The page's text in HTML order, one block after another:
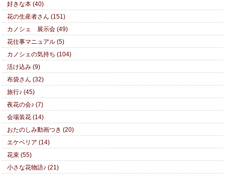
好きな本 (40)
花の生産者さん (151)
カノシェ 展示会 (49)
花仕事マニュアル (5)
カノシェの気持ち (104)
活け込み (9)
布袋さん (32)
旅行♪ (45)
夜花の会♪ (7)
会場装花 (14)
おたのしみ動画つき (20)
エケベリア (14)
花束 (55)
小さな花物語♪ (21)